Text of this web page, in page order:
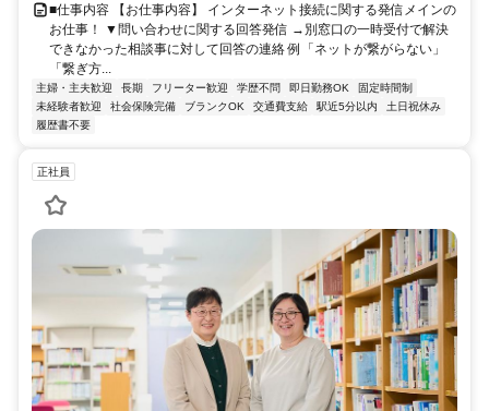
■仕事内容 【お仕事内容】 インターネット接続に関する発信メインの
お仕事！ ▼問い合わせに関する回答発信 →別窓口の一時受付で解決
できなかった相談事に対して回答の連絡 例「ネットが繋がらない」
「繋ぎ方...
主婦・主夫歓迎 長期 フリーター歓迎 学歴不問 即日勤務OK
固定時間制
未経験者歓迎
社会保険完備 ブランクOK 交通費支給 駅近5分以内
土日祝休み
履歴書不要
正社員